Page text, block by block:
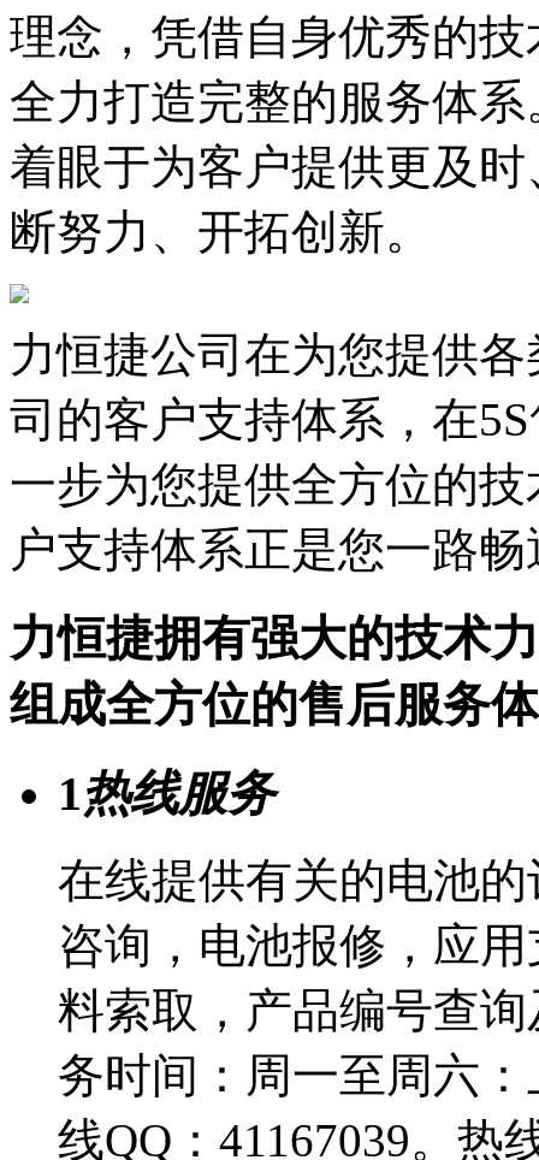
理念，凭借自身优秀的
全力打造完整的服务体
着眼于为客户提供更及
断努力、开拓创新。
力恒捷公司在为您提供
司的客户支持体系，在
一步为您提供全方位的
户支持体系正是您一路
力恒捷拥有强大的技术
组成全方位的售后服务
1热线服务
在线提供有关的电池
咨询，电池报修，应
料索取，产品编号查
务时间：周一至周六
线QQ：41167039。热